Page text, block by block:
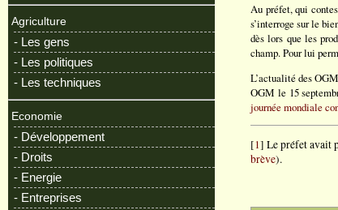
Agriculture
- Les gens
- Les politiques
- Les techniques
Economie
- Développement
- Droits
- Energie
- Entreprises
Au préfet, qui
s’interroge sur le
dès lors que les
champ. Pour lui
L’actualité des
OGM le 15
journée mondiale
[1] Le préfet avait
brève).